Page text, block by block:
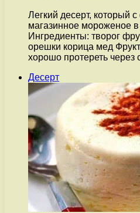
Легкий десерт, который
магазинное мороженое в
Ингредиенты: творог
орешки корица мед
хорошо протереть через
Десерт